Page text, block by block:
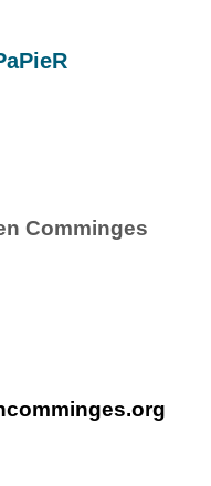
Comminges